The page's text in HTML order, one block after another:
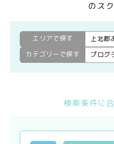
のス
エリアで探す 上北郡
カテゴリーで探す
プログ
検索条件に